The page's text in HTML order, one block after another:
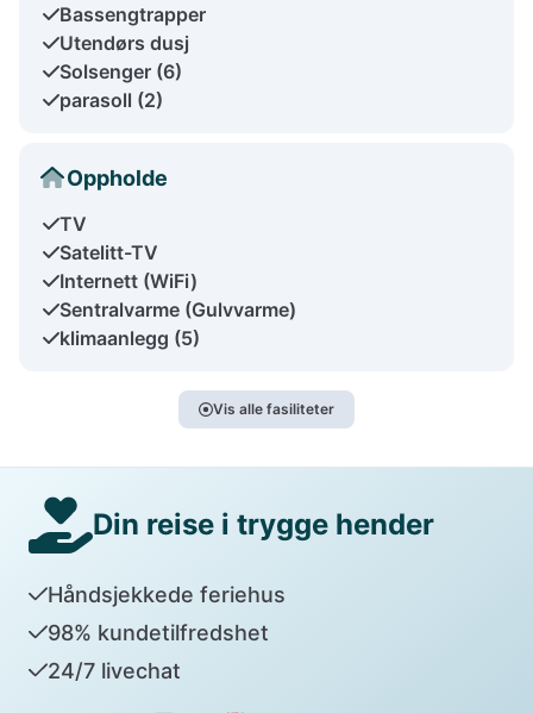
Bassengtrapper
Utendørs dusj
Solsenger (6)
parasoll (2)
Oppholde
TV
Satelitt-TV
Internett (WiFi)
Sentralvarme (Gulvvarme)
klimaanlegg (5)
Vis alle fasiliteter
Din reise i trygge hender
Håndsjekkede feriehus
98% kundetilfredshet
24/7 livechat